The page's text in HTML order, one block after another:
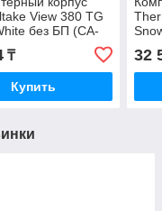
View 380 TG
без БП (CA-
00)
₸
Купить
32